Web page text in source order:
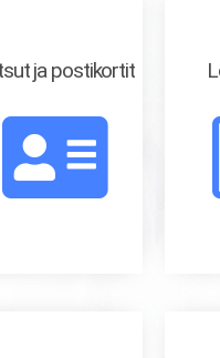
ja postikortit